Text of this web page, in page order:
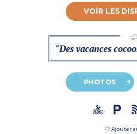
VOIR LES
"Des vacances
PHOTOS
Ajouter